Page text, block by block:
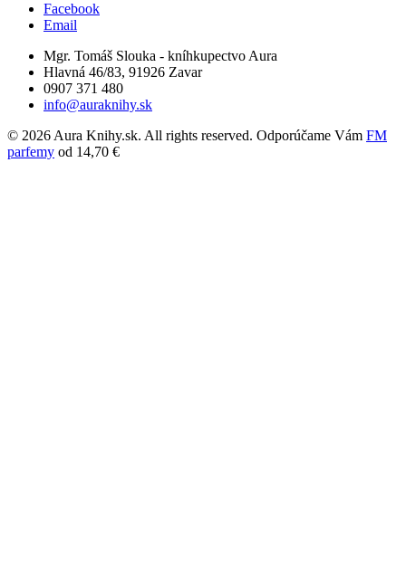
Facebook
Email
Mgr. Tomáš Slouka - kníhkupectvo Aura
Hlavná 46/83, 91926 Zavar
0907 371 480
info@auraknihy.sk
© 2026 Aura Knihy.sk. All rights reserved. Odporúčame Vám FM
parfemy od 14,70 €